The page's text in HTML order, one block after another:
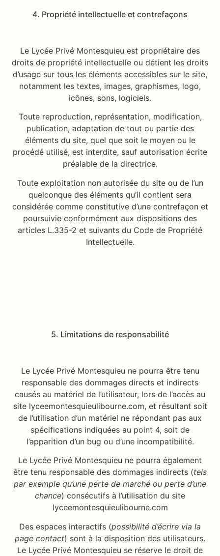
4. Propriété intellectuelle et contrefaçons
Le Lycée Privé Montesquieu est propriétaire des
droits de propriété intellectuelle ou détient les droits
d’usage sur tous les éléments accessibles sur le site,
notamment les textes, images, graphismes, logo,
icônes, sons, logiciels.
Toute reproduction, représentation, modification,
publication, adaptation de tout ou partie des
éléments du site, quel que soit le moyen ou le
procédé utilisé, est interdite, sauf autorisation écrite
préalable de la directrice.
Toute exploitation non autorisée du site ou de l’un
quelconque des éléments qu’il contient sera
considérée comme constitutive d’une contrefaçon et
poursuivie conformément aux dispositions des
articles L.335-2 et suivants du Code de Propriété
Intellectuelle.
5. Limitations de responsabilité
Le Lycée Privé Montesquieu ne pourra être tenu
responsable des dommages directs et indirects
causés au matériel de l’utilisateur, lors de l’accès au
site lyceemontesquieulibourne.com, et résultant soit
de l’utilisation d’un matériel ne répondant pas aux
spécifications indiquées au point 4, soit de
l’apparition d’un bug ou d’une incompatibilité.
Le Lycée Privé Montesquieu ne pourra également
être tenu responsable des dommages indirects (tels
par exemple qu’une perte de marché ou perte d’une
chance) consécutifs à l’utilisation du site
lyceemontesquieulibourne.com
Des espaces interactifs (possibilité d’écrire via la
page contact) sont à la disposition des utilisateurs.
Le Lycée Privé Montesquieu se réserve le droit de